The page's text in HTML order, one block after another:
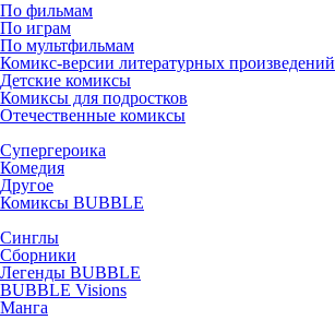
По фильмам
По играм
По мультфильмам
Комикс-версии литературных произведений
Детские комиксы
Комиксы для подростков
Отечественные комиксы
Супергероика
Комедия
Другое
Комиксы BUBBLE
Синглы
Сборники
Легенды BUBBLE
BUBBLE Visions
Манга